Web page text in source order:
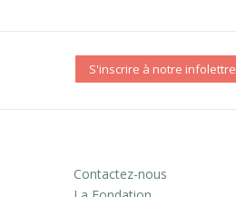
S'inscrire à notre infolettre
Contactez-nous